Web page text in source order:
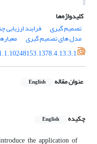
کلیدواژه‌ها
تصمیم گیری
فرایند ارزیابی
مدل های تصمیم گیری
عنوان مقاله English
چکیده English
the application of